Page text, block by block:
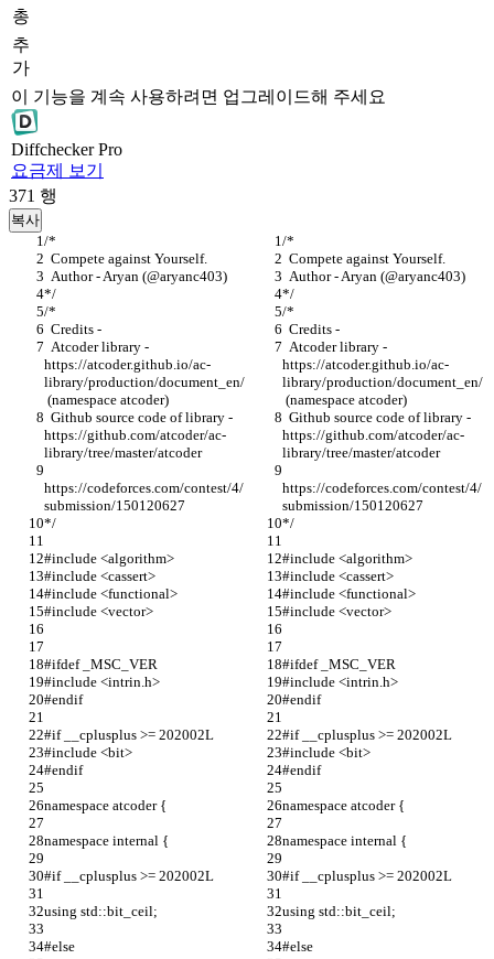
총
추
가
이 기능을 계속 사용하려면 업그레이드해 주세요
DiffcheckerPro
요금제 보기
371 행
복사
/*
/*
  Compete against Yourself.
  Compete against Yourself.
  Author - Aryan (@aryanc403)
  Author - Aryan (@aryanc403)
*/
*/
/*
/*
  Credits -
  Credits -
https://atcoder.github.io/ac-
library/production/document_en/
(namespace atcoder)
https://atcoder.github.io/ac-
library/production/document_en/
(namespace atcoder)
https://github.com/atcoder/ac-
library/tree/master/atcoder
https://github.com/atcoder/ac-
library/tree/master/atcoder
https://codeforces.com/contest/4/
submission/150120627
https://codeforces.com/contest/4/
submission/150120627
*/
*/
#include <algorithm>
#include <algorithm>
#include <cassert>
#include <cassert>
#include <functional>
#include <functional>
#include <vector>
#include <vector>
#ifdef _MSC_VER
#ifdef _MSC_VER
#include <intrin.h>
#include <intrin.h>
#endif
#endif
#if __cplusplus >= 202002L
#if __cplusplus >= 202002L
#include <bit>
#include <bit>
#endif
#endif
namespace atcoder { namespace atcoder {
namespace internal { namespace internal {
#if __cplusplus >= 202002L #if __cplusplus >= 202002L
using std::bit_ceil; using std::bit_ceil;
#else #else